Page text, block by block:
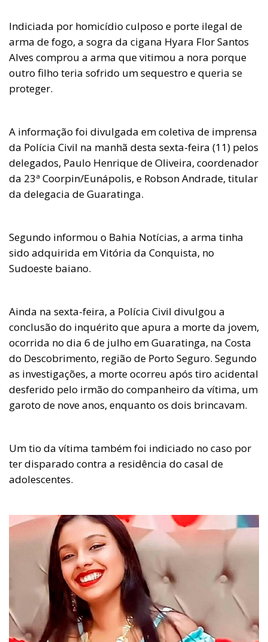
Indiciada por homicídio culposo e porte ilegal de
arma de fogo, a sogra da cigana Hyara Flor Santos
Alves comprou a arma que vitimou a nora porque
outro filho teria sofrido um sequestro e queria se
proteger.
A informação foi divulgada em coletiva de imprensa
da Polícia Civil na manhã desta sexta-feira (11) pelos
delegados, Paulo Henrique de Oliveira, coordenador
da 23ª Coorpin/Eunápolis, e Robson Andrade, titular
da delegacia de Guaratinga.
Segundo informou o Bahia Notícias, a arma tinha
sido adquirida em Vitória da Conquista, no
Sudoeste baiano.
Ainda na sexta-feira, a Polícia Civil divulgou a
conclusão do inquérito que apura a morte da jovem,
ocorrida no dia 6 de julho em Guaratinga, na Costa
do Descobrimento, região de Porto Seguro. Segundo
as investigações, a morte ocorreu após tiro acidental
desferido pelo irmão do companheiro da vítima, um
garoto de nove anos, enquanto os dois brincavam.
Um tio da vítima também foi indiciado no caso por
ter disparado contra a residência do casal de
adolescentes.